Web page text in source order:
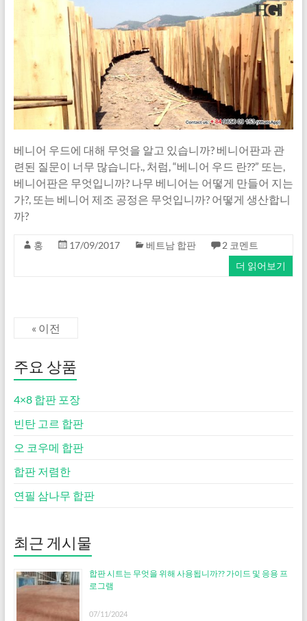
베니어 우드에 대해 무엇을 알고 있습니까? 베니어판과 관
련된 질문이 너무 많습니다., 처럼, “베니어 우드 란??” 또는,
베니어판은 무엇입니까? 나무 베니어는 어떻게 만들어 지는
가?, 또는 베니어 제조 공정은 무엇입니까? 어떻게 생산합니
까?
홍 17/09/2017 베트남 합판
2 코멘트
더 읽어보기
« 이전
주요 상품
4×8 합판 포장
빈탄 고르 합판
오 코우메 합판
합판 저렴한
연필 삼나무 합판
최근 게시물
합판 시트는 무엇을 위해 사용됩니까?? 가이드 및 응용 프
로그램
07/11/2024